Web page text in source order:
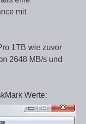
mit
1TB wie zuvor
2648 MB/s und
Werte: